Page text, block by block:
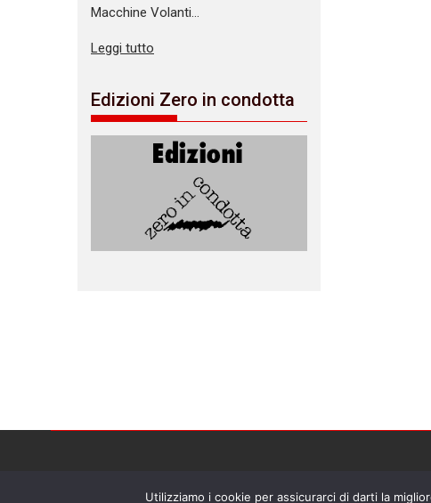
Macchine Volanti…
Leggi tutto
Edizioni Zero in condotta
Utilizziamo i cookie per assicurarci di darti la